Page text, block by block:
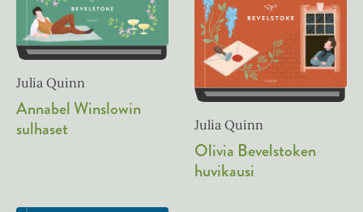
Julia Quinn
Annabel Winslowin
sulhaset
Julia Quinn
Olivia Bevelstoken
huvikausi